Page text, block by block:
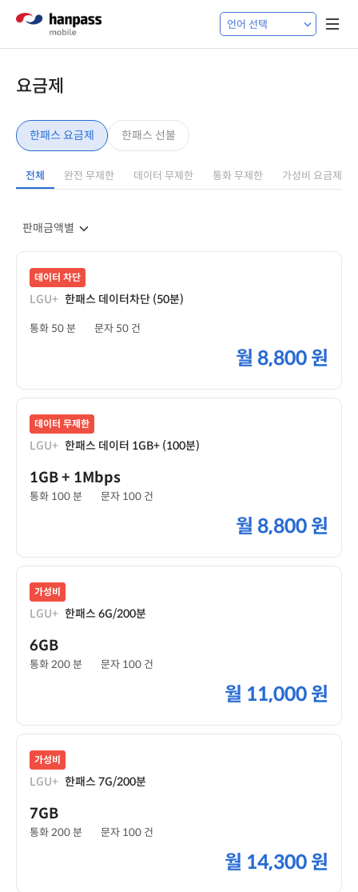
요금제
한패스 요금제 한패스 선불
전체 완전 무제한 데이터 무제한 통화 무제한 가성비 요금제
데이터 차단
LGU+ 한패스 데이터차단 (50분)
통화 50 분 문자 50 건
월 8,800 원
데이터 무제한
LGU+ 한패스 데이터 1GB+ (100분)
1GB+ 1Mbps
통화 100 분 문자 100 건
월 8,800 원
가성비
LGU+ 한패스 6G/200분
6GB
통화 200 분 문자 100 건
월 11,000 원
가성비
LGU+ 한패스 7G/200분
7GB
통화 200 분 문자 100 건
월 14,300 원